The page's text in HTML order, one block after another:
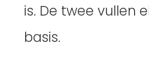
is. De twee vullen
basis.